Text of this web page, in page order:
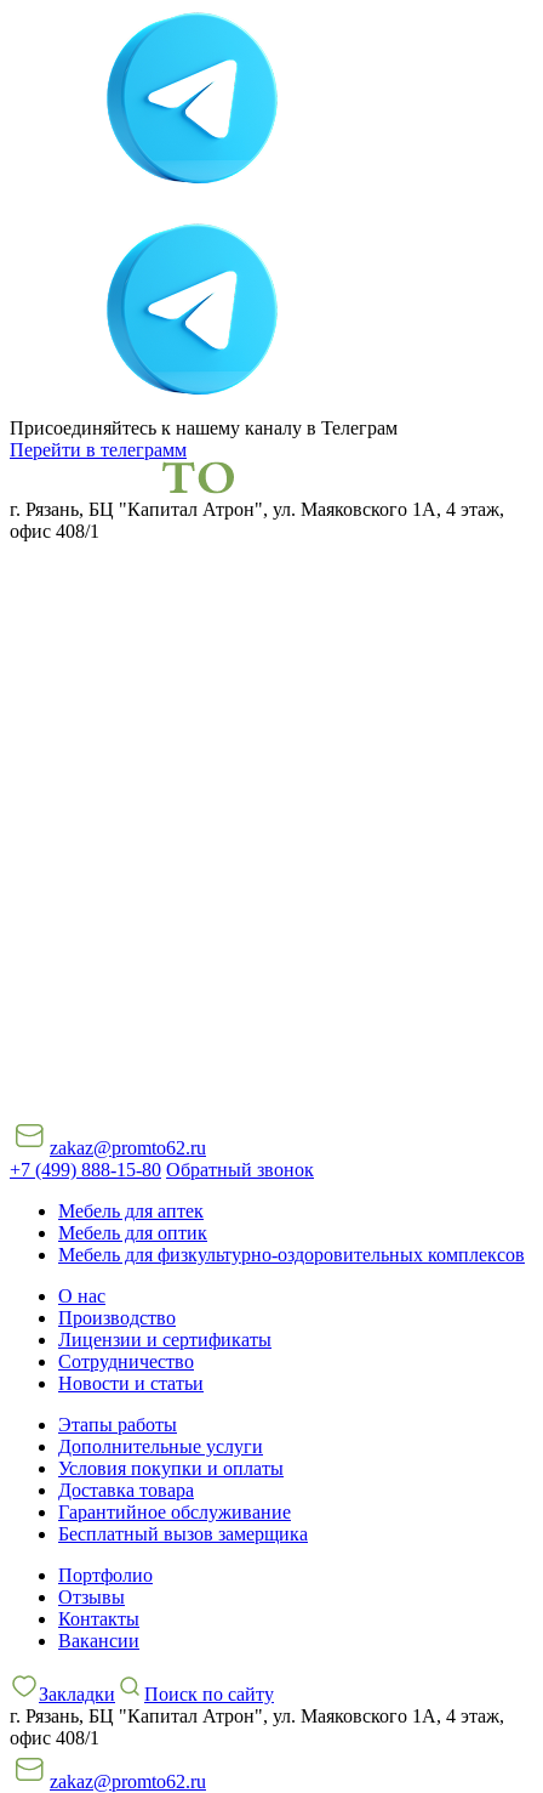
Присоединяйтесь к нашему каналу в Телеграм
Перейти в телеграмм
г. Рязань, БЦ "Капитал Атрон", ул. Маяковского 1А, 4 этаж,
офис 408/1
zakaz@promto62.ru
+7 (499) 888-15-80 Обратный звонок
Мебель для аптек
Мебель для оптик
Мебель для физкультурно-оздоровительных комплексов
О нас
Производство
Лицензии и сертификаты
Сотрудничество
Новости и статьи
Этапы работы
Дополнительные услуги
Условия покупки и оплаты
Доставка товара
Гарантийное обслуживание
Бесплатный вызов замерщика
Портфолио
Отзывы
Контакты
Вакансии
Закладки
Поиск по сайту
г. Рязань, БЦ "Капитал Атрон", ул. Маяковского 1А, 4 этаж,
офис 408/1
zakaz@promto62.ru